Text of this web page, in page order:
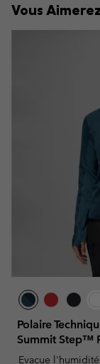
Vous
Polaire
Summit Step™
Evacue l'humidité